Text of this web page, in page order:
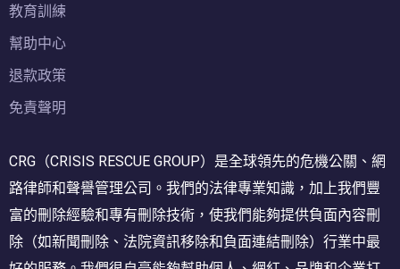
教育訓練
幫助中心
退款政策
免責聲明
CRG（CRISIS RESCUE GROUP）是全球領先的危機公關、網
路律師和聲譽管理公司。我們的法律專業知識，加上我們豐
富的刪除經驗和專有刪除技術，使我們能夠提供負面內容刪
除（如新聞刪除、法院資訊移除和負面連結刪除）行業中最